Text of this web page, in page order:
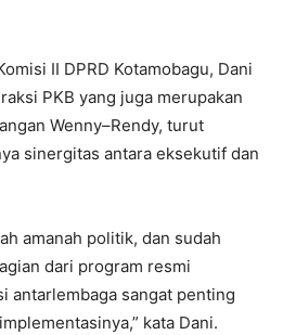
II DPRD Kotamobagu, Dani
PKB yang juga merupakan
Wenny–Rendy, turut
sinergitas antara eksekutif dan
amanah politik, dan sudah
dari program resmi
antarlembaga sangat penting
kata Dani.